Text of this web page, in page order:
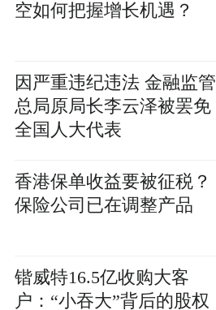
空如何把握增长机遇？
因严重违纪违法 金融监管
总局原局长李云泽被罢免
全国人大代表
香港保单收益要被征税？
保险公司已在调整产品
锴威特16.5亿收购大客
户：“小吞大”背后的股权